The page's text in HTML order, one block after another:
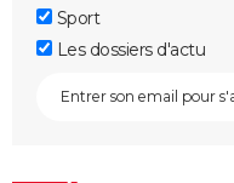
Sport
Les dossiers d'actu